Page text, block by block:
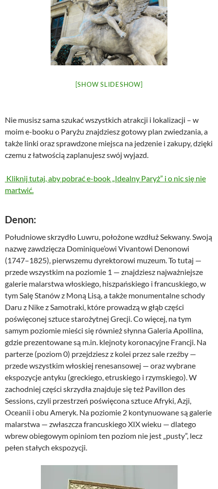
[SHOW SLIDESHOW]
Nie musisz sama szukać wszystkich atrakcji i lokalizacji – w
moim e-booku o Paryżu znajdziesz gotowy plan zwiedzania, a
także linki oraz sprawdzone miejsca na jedzenie i zakupy, dzięki
czemu z łatwością zaplanujesz swój wyjazd.
Kliknij tutaj, aby pobrać e-book „Idealny Paryż” i o nic się nie
martwić.
Denon:
Południowe skrzydło Luwru, położone wzdłuż Sekwany. Swoją
nazwę zawdzięcza Dominique’owi Vivantowi Denonowi
(1747–1825), pierwszemu dyrektorowi muzeum. To tutaj —
przede wszystkim na poziomie 1 — znajdziesz najważniejsze
galerie malarstwa włoskiego, hiszpańskiego i francuskiego, w
tym Salę Stanów z Moną Lisą, a także monumentalne schody
Daru z Nike z Samotraki, które prowadzą w głąb części
poświęconej sztuce starożytnej Grecji. Co więcej, na tym
samym poziomie mieści się również słynna Galeria Apollina,
gdzie prezentowane są m.in. klejnoty koronacyjne Francji. Na
parterze (poziom 0) przejdziesz z kolei przez sale rzeźby —
przede wszystkim włoskiej renesansowej — oraz wybrane
ekspozycje antyku (greckiego, etruskiego i rzymskiego). W
zachodniej części skrzydła znajduje się też Pavillon des
Sessions, czyli przestrzeń poświęcona sztuce Afryki, Azji,
Oceanii i obu Ameryk. Na poziomie 2 kontynuowane są galerie
malarstwa — zwłaszcza francuskiego XIX wieku — dlatego
wbrew obiegowym opiniom ten poziom nie jest „pusty”, lecz
pełen stałych ekspozycji.